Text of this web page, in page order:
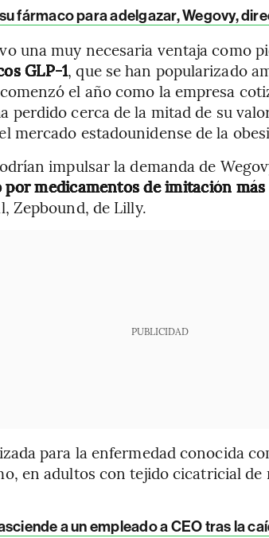
fármaco para adelgazar, Wegovy,
una muy necesaria ventaja como
GLP-1, que se han popularizado
el año como la empresa
perdido cerca de la mitad de su
mercado estadounidense de la
impulsar la demanda de
por medicamentos de imitación
Zepbound, de Lilly.
PUBLICIDAD
para la enfermedad conocida
en adultos con tejido cicatricial de
a un empleado a CEO tras la